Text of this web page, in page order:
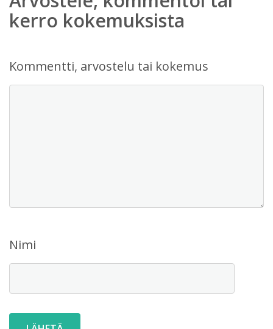
kerro kokemuksista
Kommentti, arvostelu tai kokemus
Nimi